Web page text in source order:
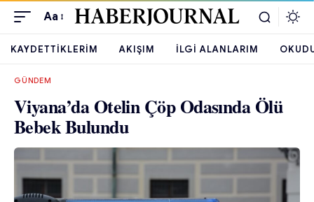
Aa
KAYDETTIKLERIM AKIŞIM İLGI ALANLARIM
GÜNDEM
Viyana’da Otelin Çöp Odasında Ölü
Bebek Bulundu